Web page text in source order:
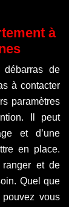
à
de
à contacter
paramètres
Il peut
et d’une
en place.
ranger et de
Quel que
vous